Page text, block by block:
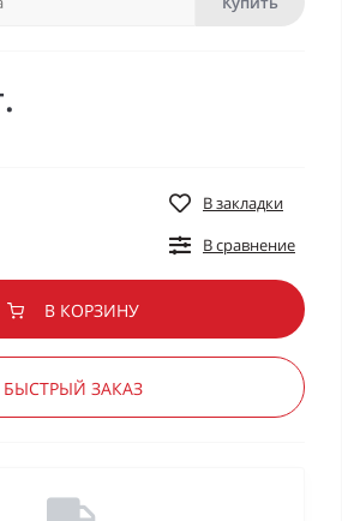
В закладки
В сравнение
В КОРЗИНУ
БЫСТРЫЙ ЗАКАЗ